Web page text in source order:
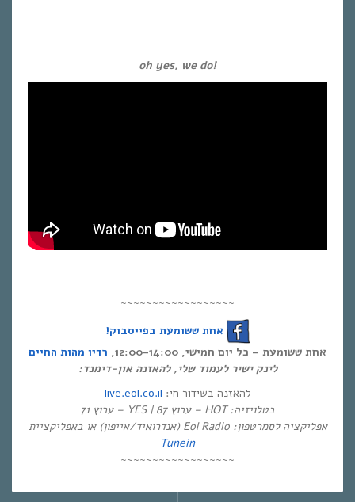
oh yes, we do!
~~~~~~~~~~~~~~~~~~
אחת ששומעת בפייסבוק!
אחת ששומעת – כל יום חמישי, 12:00-14:00,
רדיו מהות החיים
לינק ישיר לעמוד שלי, להאזנה און-דימנד:
להאזנה בשידור חי: live.eol.co.il
בטלויזיה: HOT – ערוץ 87 | YES – ערוץ 71
אפליקציה לסמרטפון: Eol Radio (אנדרואיד/אייפון) או באפליקציית
Tunein
~~~~~~~~~~~~~~~~~~